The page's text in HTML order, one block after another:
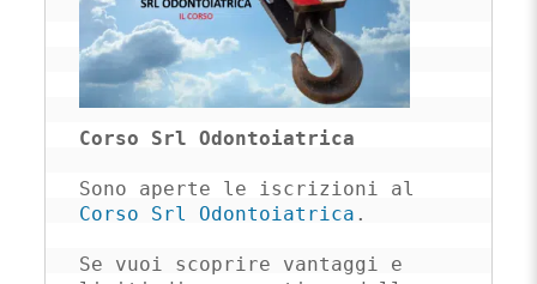
Corso Srl Odontoiatrica
Corso Srl Odontoiatrica .
Se vuoi scoprire vantaggi e